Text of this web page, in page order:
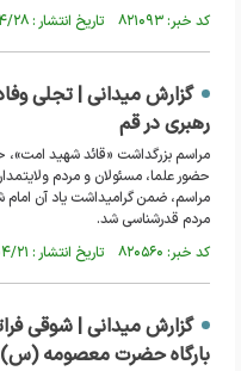
کد خبر: ۸۲۱۰۹۳ تاریخ انتشار : ۱۴۰۵/۰۴/۲۸
گزارش میدانی | تجلی
رهبری در قم
مراسم بزرگداشت «قائد شهید امت»،
حضور علما، مسئولان و مردم
مراسم، ضمن گرامیداشت یاد آن امام
مردم قدرشناسی شد.
کد خبر: ۸۲۰۵۶۰ تاریخ انتشار : ۱۴۰۵/۰۴/۲۱
گزارش میدانی | شوقی
بارگاه حضرت معصومه (س)